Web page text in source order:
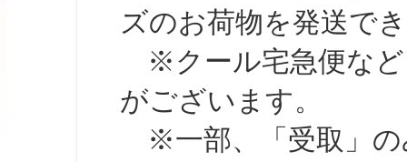
ズのお荷物を発送で
※クール宅急便など
がございます。
※一部、「受取」の